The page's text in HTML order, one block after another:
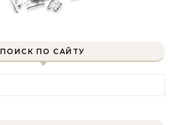
ПОИСК ПО САЙТУ